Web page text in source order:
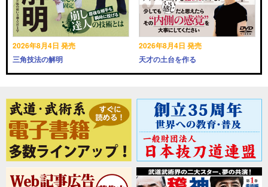
2026年8月4日 発売
三角技法の解明
2026年8月4日 発売
天才の土台を作る